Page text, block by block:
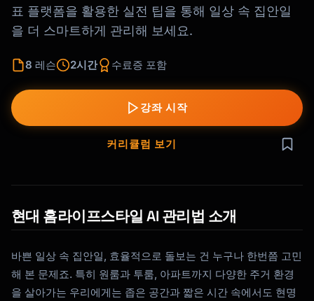
표 플랫폼을 활용한 실전 팁을 통해 일상 속 집안일
을 더 스마트하게 관리해 보세요.
8 레슨 2시간 수료증 포함
강좌 시작
커리큘럼 보기
현대 홈라이프스타일 AI 관리법 소개
바쁜 일상 속 집안일, 효율적으로 돌보는 건 누구나 한번쯤 고민
해 본 문제죠. 특히 원룸과 투룸, 아파트까지 다양한 주거 환경
을 살아가는 우리에게는 좁은 공간과 짧은 시간 속에서도 현명